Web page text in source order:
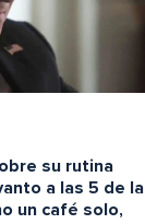
su rutina
a las 5 de la
un café solo,